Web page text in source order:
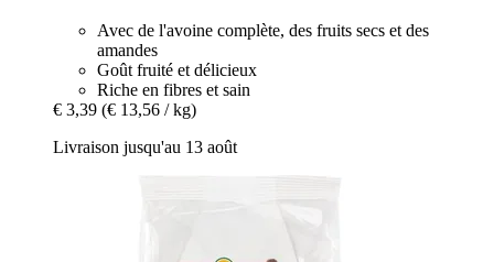
Avec de l'avoine complète, des fruits secs et des
amandes
Goût fruité et délicieux
Riche en fibres et sain
€ 3,39 (€ 13,56 / kg)
Livraison jusqu'au 13 août